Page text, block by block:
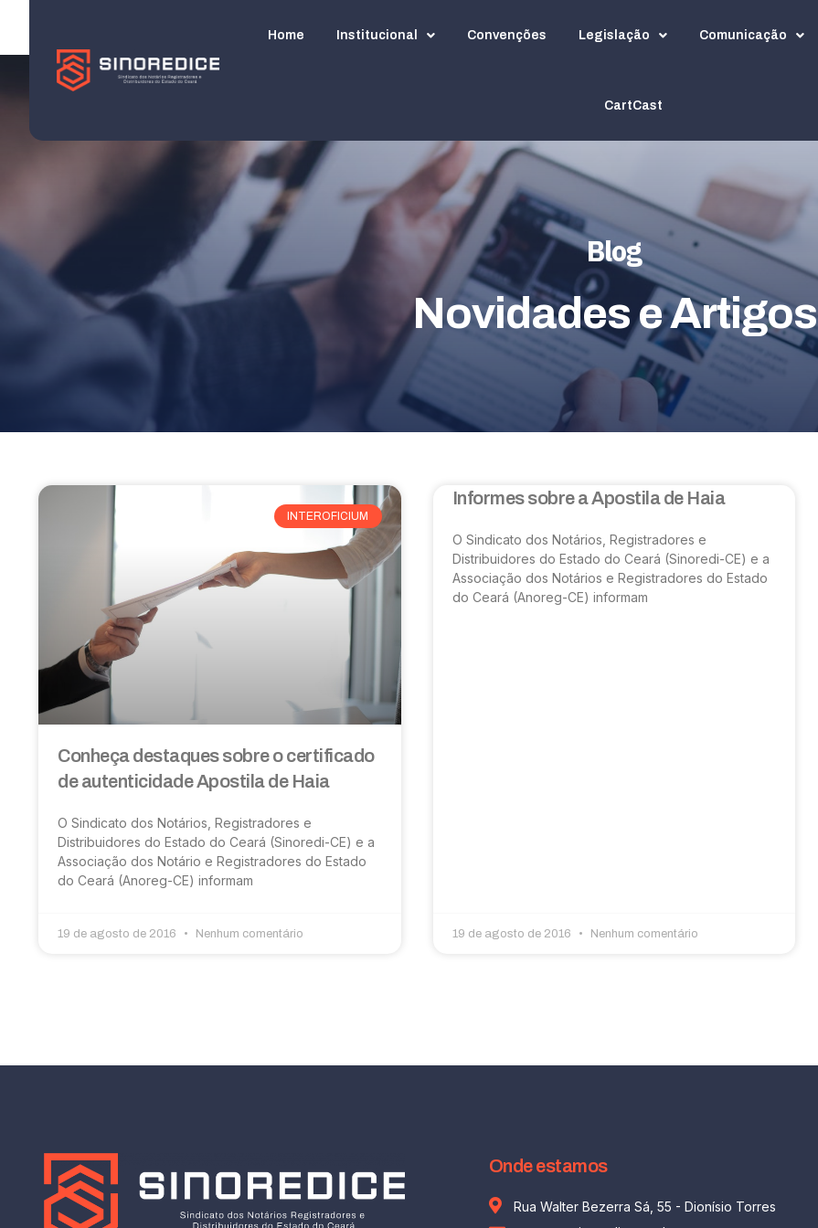
Home Institucional Convenções Legislação Comunicação
CartCast
Blog
Novidades e Artigos
INTEROFICIUM
Conheça destaques sobre o certificado
de autenticidade Apostila de Haia
O Sindicato dos Notários, Registradores e
Distribuidores do Estado do Ceará (Sinoredi-CE) e a
Associação dos Notário e Registradores do Estado
do Ceará (Anoreg-CE) informam
19 de agosto de 2016 Nenhum comentário
Informes sobre a Apostila de Haia
O Sindicato dos Notários, Registradores e
Distribuidores do Estado do Ceará (Sinoredi-CE) e a
Associação dos Notários e Registradores do Estado
do Ceará (Anoreg-CE) informam
19 de agosto de 2016 Nenhum comentário
Onde estamos
Rua Walter Bezerra Sá, 55 - Dionísio Torres